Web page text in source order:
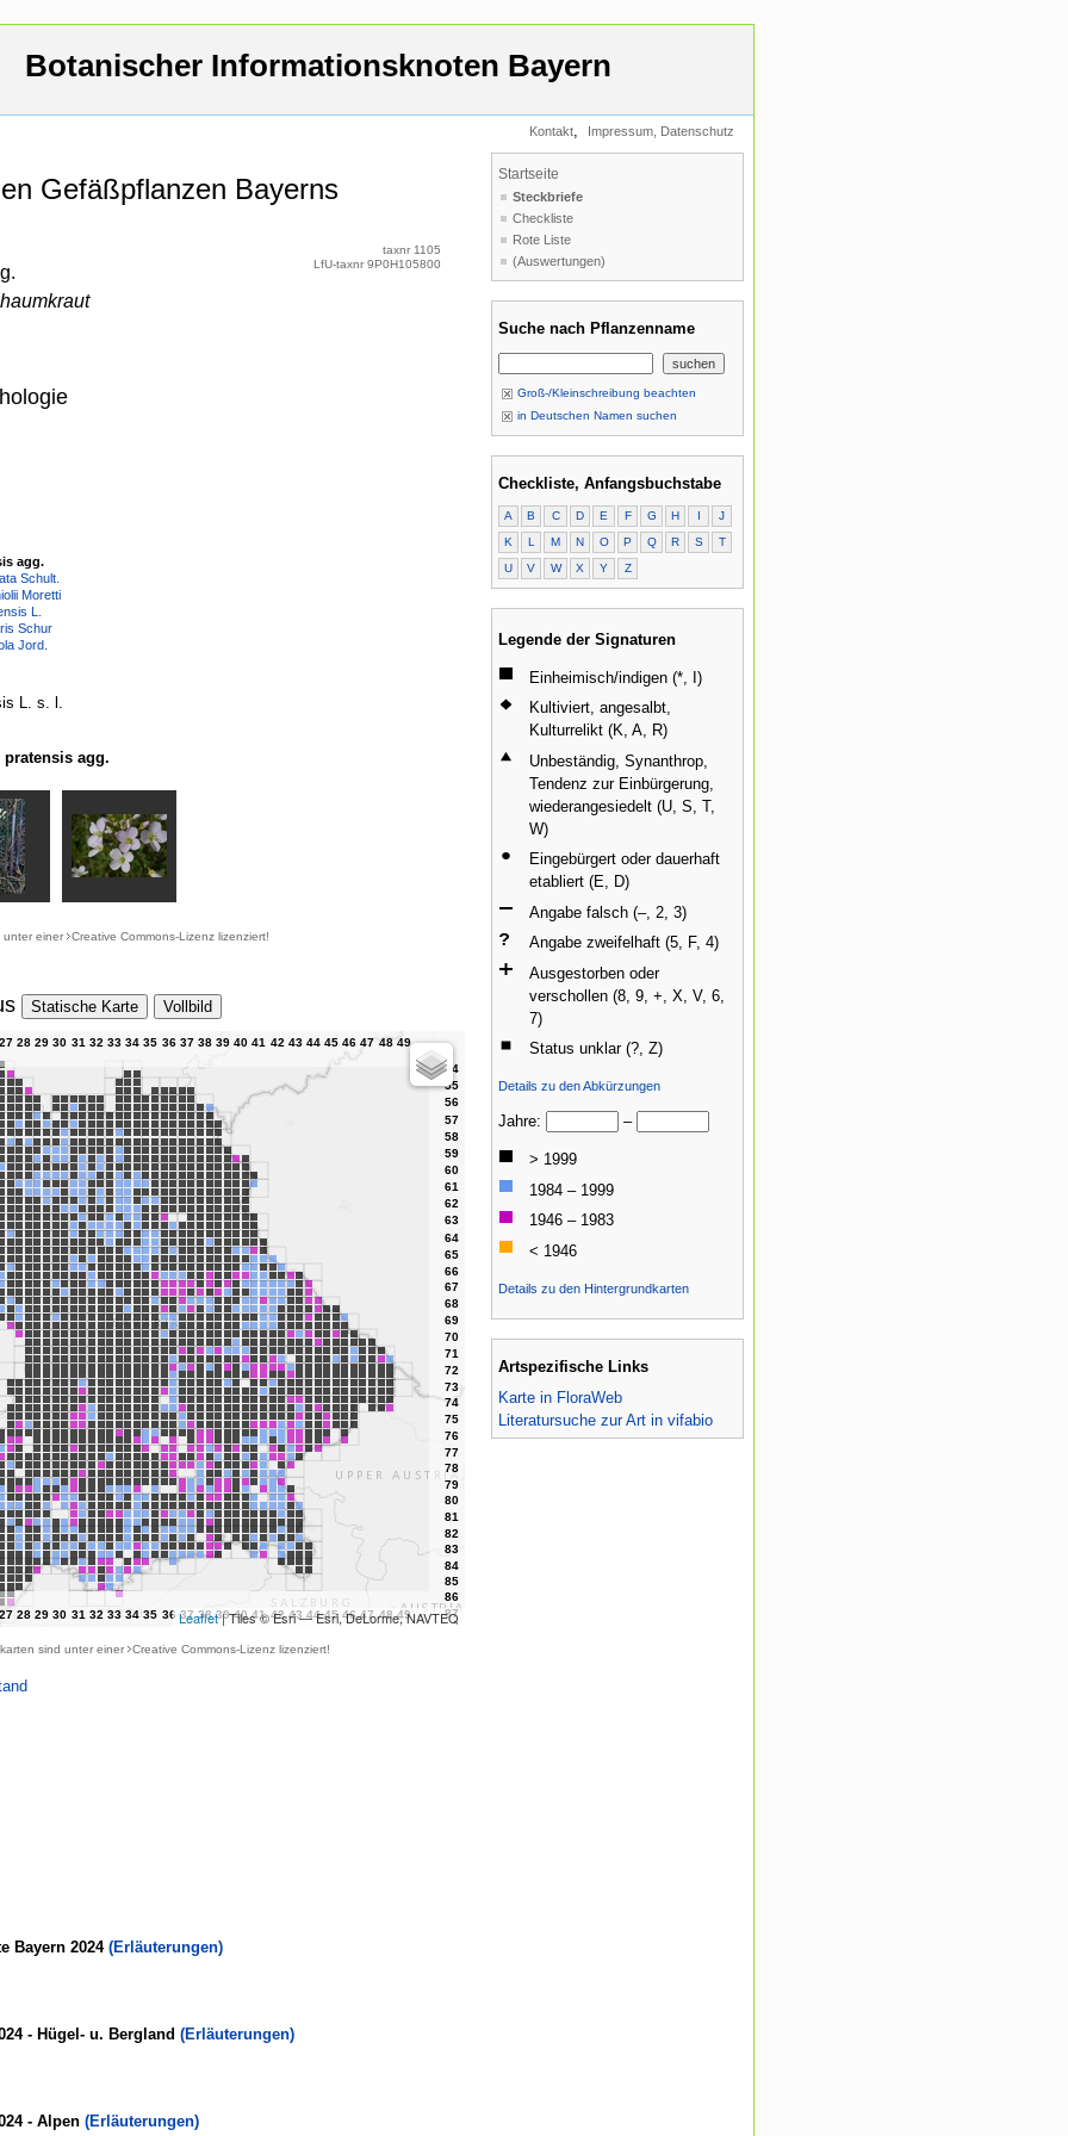
Botanischer Informationsknoten Bayern
Kontakt, Impressum, Datenschutz
Gefäßpflanzen Bayerns
taxnr 1105
LfU-taxnr 9P0H105800
agg.
Schult.
Moretti
L.
Schur
Jord.
L. s. l.
agg.
unter einer Creative Commons-Lizenz lizenziert!
Statische Karte Vollbild
Leaflet| Tiles © Esri — Esri, DeLorme, NAVTEQ
sind unter einer Creative Commons-Lizenz lizenziert!
Bayern 2024 (Erläuterungen)
- Hügel- u. Bergland (Erläuterungen)
- Alpen (Erläuterungen)
Startseite
Steckbriefe
Checkliste
Rote Liste
(Auswertungen)
Suche nach Pflanzenname
Groß-/Kleinschreibung beachten
in Deutschen Namen suchen
Checkliste, Anfangsbuchstabe
A B C D E F G H I
J
K
L M N O P Q R S
T
U
V W X Y Z
Legende der Signaturen
Einheimisch/indigen (*, I)
Kultiviert, angesalbt,
Kulturrelikt (K, A, R)
Unbeständig, Synanthrop,
Tendenz zur Einbürgerung,
wiederangesiedelt (U, S, T,
W)
Eingebürgert oder dauerhaft
etabliert (E, D)
Angabe falsch (–, 2, 3)
Angabe zweifelhaft (5, F, 4)
Ausgestorben oder
verschollen (8, 9, +, X, V, 6,
7)
Status unklar (?, Z)
Details zu den Abkürzungen
Jahre: –
> 1999
1984 – 1999
1946 – 1983
< 1946
Details zu den Hintergrundkarten
Artspezifische Links
Karte in FloraWeb
Literatursuche zur Art in vifabio